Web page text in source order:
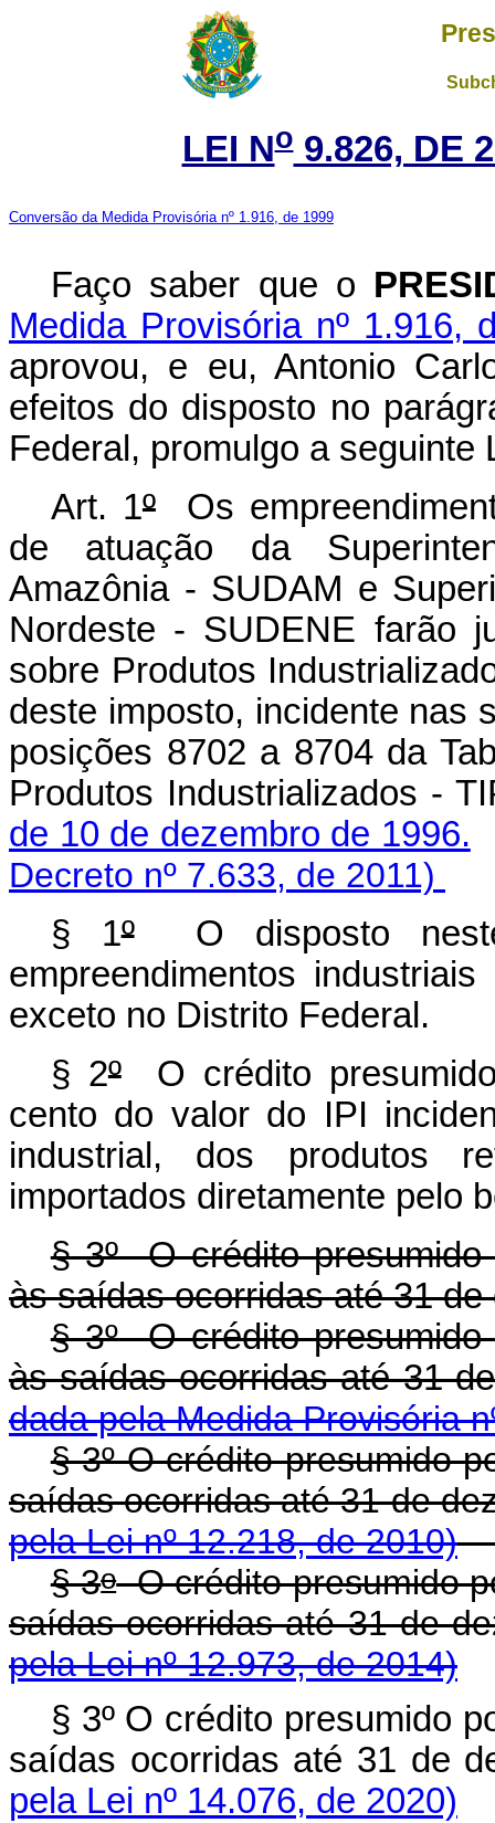
LEI No9.826, DE
Conversão da Medida Provisória nº 1.916, de 1999
Faço saber que o
Medida Provisória nº 1.916,
aprovou, e eu, Antonio
efeitos do disposto no
Federal, promulgo a seguinte
Art. 1ºOs
de atuação da
Amazônia - SUDAM e
Nordeste - SUDENE farão
sobre Produtos
deste imposto, incidente nas
posições 8702 a 8704 da
Produtos Industrializados -
de 10 de dezembro de 1996.
Decreto nº 7.633, de 2011)
§ 1ºO disposto neste
empreendimentos
exceto no Distrito Federal.
§ 2ºO crédito
cento do valor do IPI
industrial, dos produtos
importados diretamente pelo
§ 3º O crédito presumido
às saídas ocorridas até 31
§ 3ºO crédito presumido
às saídas ocorridas até
dada pela Medida Provisória
§ 3º O crédito presumido
saídas ocorridas até 31 de
pela Lei nº 12.218, de 2010)
§ 3oO crédito presumido
saídas ocorridas até 31 de
pela Lei nº 12.973, de 2014)
§ 3º O crédito presumido
saídas ocorridas até 31 de
pela Lei nº 14.076, de 2020)